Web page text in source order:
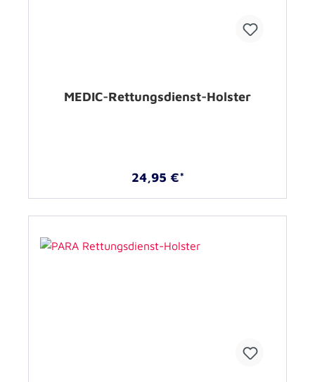
MEDIC-Rettungsdienst-Holster
24,95 €*